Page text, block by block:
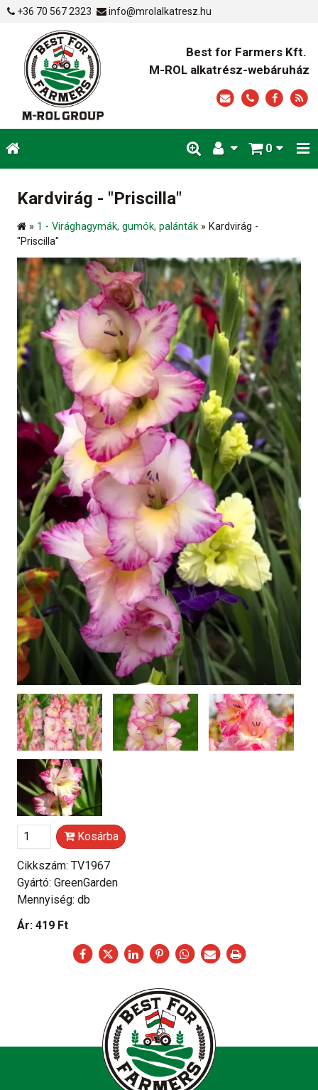
+36 70 567 2323 info@mrolalkatresz.hu
Best for Farmers Kft.
M-ROL alkatrész-webáruház
0
Kardvirág - "Priscilla"
» 1 - Virághagymák, gumók, palánták » Kardvirág -
"Priscilla"
Kosárba
Cikkszám: TV1967
Gyártó: GreenGarden
Mennyiség: db
Ár: 419 Ft